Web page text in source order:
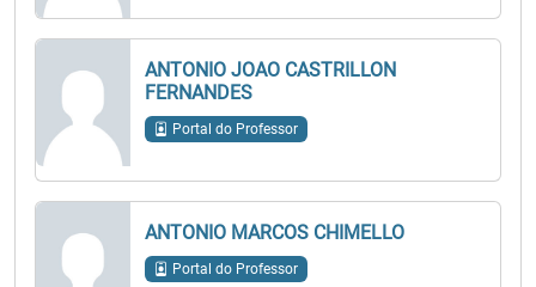
ANTONIO JOAO CASTRILLON
FERNANDES
Portal do Professor
ANTONIO MARCOS CHIMELLO
Portal do Professor